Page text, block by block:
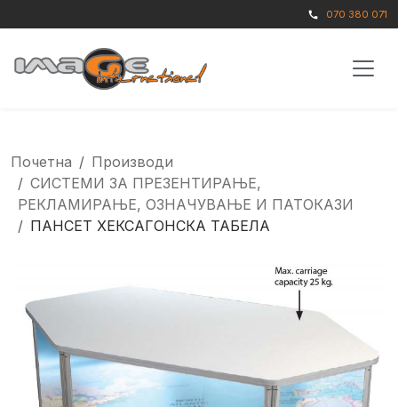
call 070 380 071
Почетна
Производи
СИСТЕМИ ЗА ПРЕЗЕНТИРАЊЕ,
РЕКЛАМИРАЊЕ, ОЗНАЧУВАЊЕ И ПАТОКАЗИ
ПАНСЕТ ХЕКСАГОНСКА ТАБЕЛА